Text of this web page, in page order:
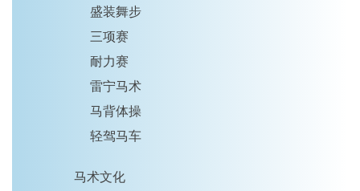
盛装舞步
三项赛
耐力赛
雷宁马术
马背体操
轻驾马车
马术文化